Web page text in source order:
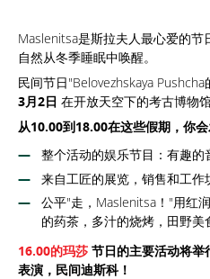
Maslenitsa是斯拉夫人最心爱的
自然从冬季睡眠中唤醒。
民间节日"Belovezhskaya
3月2日 在开放天空下的考古博物
从10.00到18.00在这些假期，你
整个活动的娱乐节目：有趣的
来自工匠的展览，销售和工作
公平"走，Maslenitsa！"用红
的药茶，多汁的烧烤，田野美
16.00的玛莎 节日的主要活动将举
表演，民间迪斯科！